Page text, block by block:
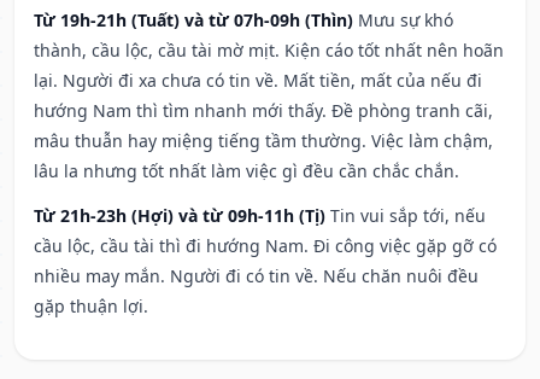
Từ 19h-21h (Tuất) và từ 07h-09h (Thìn) Mưu sự khó
thành, cầu lộc, cầu tài mờ mịt. Kiện cáo tốt nhất nên hoãn
lại. Người đi xa chưa có tin về. Mất tiền, mất của nếu đi
hướng Nam thì tìm nhanh mới thấy. Đề phòng tranh cãi,
mâu thuẫn hay miệng tiếng tầm thường. Việc làm chậm,
lâu la nhưng tốt nhất làm việc gì đều cần chắc chắn.
Từ 21h-23h (Hợi) và từ 09h-11h (Tị) Tin vui sắp tới, nếu
cầu lộc, cầu tài thì đi hướng Nam. Đi công việc gặp gỡ có
nhiều may mắn. Người đi có tin về. Nếu chăn nuôi đều
gặp thuận lợi.